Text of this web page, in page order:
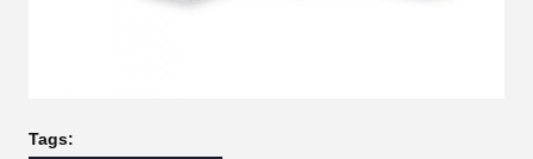
Tags: